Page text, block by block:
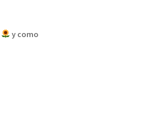
y como